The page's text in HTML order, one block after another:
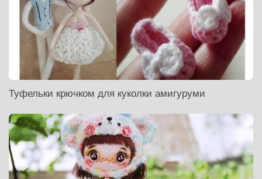
Туфельки крючком для куколки амигуруми